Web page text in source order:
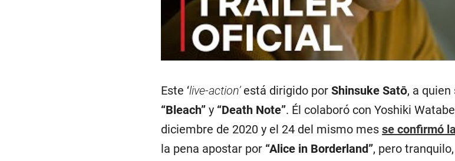
Este ‘live-action’está dirigido porShinsuke Satō, a
“Bleach” y “Death Note”. Él colaboró con Yoshiki
diciembre de 2020 y el 24 del mismo messe confirmó
la pena apostar por “Alice in Borderland”, pero